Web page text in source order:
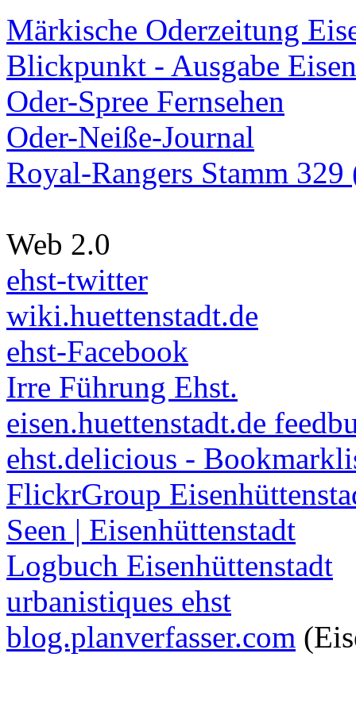
Märkische Oderzeitung
Blickpunkt - Ausgabe
Oder-Spree Fernsehen
Oder-Neiße-Journal
Royal-Rangers Stamm
Web 2.0
ehst-twitter
wiki.huettenstadt.de
ehst-Facebook
Irre Führung Ehst.
eisen.huettenstadt.de
ehst.delicious -
FlickrGroup
Seen | Eisenhüttenstadt
Logbuch Eisenhüttenstadt
urbanistiques ehst
blog.planverfasser.com